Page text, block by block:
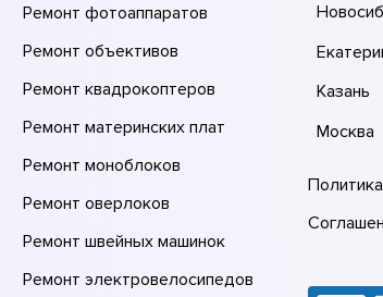
Ремонт фотоаппаратов
Ремонт объективов
Ремонт квадрокоптеров
Ремонт материнских плат
Ремонт моноблоков
Ремонт оверлоков
Ремонт швейных машинок
Ремонт электровелосипедов
Казань
Москва